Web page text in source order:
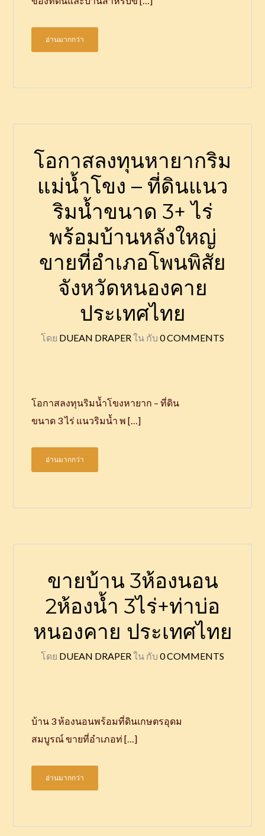
อ่านมากกว่า
โอกาสลงทุนหายากริม
แม่น้ำโขง – ที่ดินแนว
ริมน้ำขนาด 3+ ไร่
พร้อมบ้านหลังใหญ่
ขายที่อำเภอโพนพิสัย
จังหวัดหนองคาย
ประเทศไทย
โดย DUEAN DRAPERใน กับ 0 COMMENTS
โอกาสลงทุนริมน้ำโขงหายาก – ที่ดิน
ขนาด 3 ไร่ แนวริมน้ำ พ […]
อ่านมากกว่า
ขายบ้าน 3ห้องนอน
2ห้องน้ำ 3ไร่+ท่าบ่อ
หนองคาย ประเทศไทย
โดย DUEAN DRAPERใน กับ 0 COMMENTS
บ้าน 3 ห้องนอนพร้อมที่ดินเกษตรอุดม
สมบูรณ์ ขายที่อำเภอท่ […]
อ่านมากกว่า